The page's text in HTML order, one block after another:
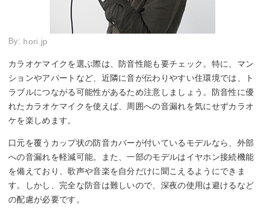
By: hori.jp
カラオケマイクを選ぶ際は、防音性能も要チェック。特に、マン
ションやアパートなど、近隣に音が伝わりやすい住環境では、ト
ラブルにつながる可能性があるため注意しましょう。防音性に優
れたカラオケマイクを使えば、周囲への音漏れを気にせずカラオ
ケを楽しめます。
口元を覆うカップ状の防音カバーが付いているモデルなら、外部
への音漏れを軽減可能。また、一部のモデルはイヤホン接続機能
を備えており、歌声や音楽を自分だけに聞こえるようにできま
す。しかし、完全な防音は難しいので、深夜の使用は避けるなど
の配慮が必要です。